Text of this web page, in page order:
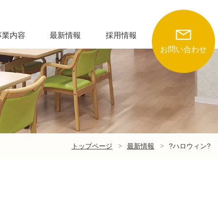
業内容 最新情報
採用情報
お問い合わせ
トップページ 最新情報 ?ハロウィン?